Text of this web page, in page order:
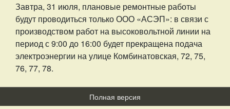
Завтра, 31 июля, плановые ремонтные работы
будут проводиться только ООО «АСЭП»: в связи с
производством работ на высоковольтной линии на
период с 9:00 до 16:00 будет прекращена подача
электроэнергии на улице Комбинатовская, 72, 75,
76, 77, 78.
Полная версия